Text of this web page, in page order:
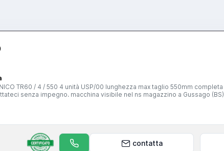
molto interessante. Contattateci senza impegno. macchina visibile nel ns magazzino a Gussago (BS)
contatta